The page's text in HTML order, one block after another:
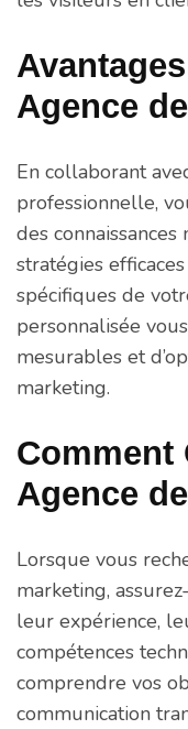
Agence
En collaborant
professionnelle,
des
stratégies
spécifiques de
personnalisée
mesurables et
marketing.
Comment
Agence
Lorsque vous
marketing,
leur expérience,
compétences
comprendre vos
communication